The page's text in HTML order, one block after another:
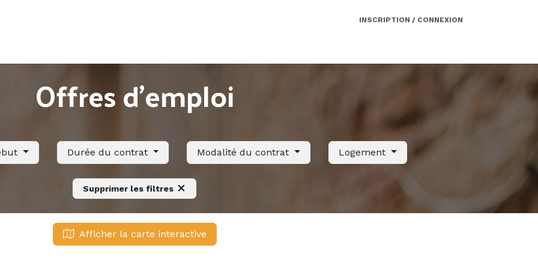
INSCRIPTION / CONNEXION
Offres d'emploi
Durée du contrat Modalité du contrat Logement
Supprimer les filtres
Afficher la carte interactive